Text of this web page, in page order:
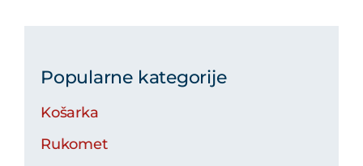
Popularne kategorije
Košarka
Rukomet